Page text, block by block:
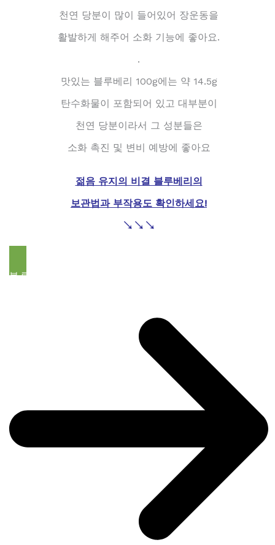
천연 당분이 많이 들어있어 장운동을
활발하게 해주어 소화 기능에 좋아요.
.
맛있는 블루베리 100g에는 약 14.5g
탄수화물이 포함되어 있고 대부분이
천연 당분이라서 그 성분들은
소화 촉진 및 변비 예방에 좋아요
젊음 유지의 비결 블루베리의
보관법과 부작용도 확인하세요!
↘ ↘ ↘
블루베리 정보 보관법, 부작용 살펴보기